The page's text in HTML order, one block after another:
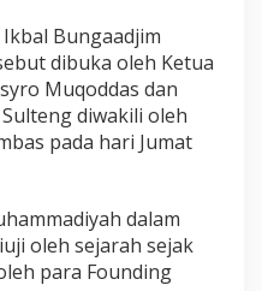
Bungaadjim
dibuka oleh Ketua
Muqoddas dan
diwakili oleh
pada hari Jumat
dalam
oleh sejarah sejak
para Founding